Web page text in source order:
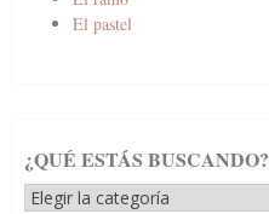
El pastel
¿QUÉ ESTÁS BUSCANDO?
¿Qué